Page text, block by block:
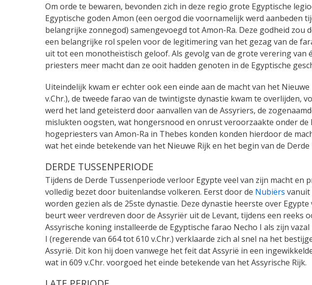
Om orde te bewaren, bevonden zich in deze regio grote Egyptische
Egyptische goden Amon (een oergod die voornamelijk werd aanbeden
belangrijke zonnegod) samengevoegd tot Amon-Ra. Deze godheid zou
een belangrijke rol spelen voor de legitimering van het gezag van de
uit tot een monotheïstisch geloof. Als gevolg van de grote verering van
priesters meer macht dan ze ooit hadden genoten in de Egyptische
Uiteindelijk kwam er echter ook een einde aan de macht van het Nieuwe
v.Chr.), de tweede farao van de twintigste dynastie kwam te overlijden,
werd het land geteisterd door aanvallen van de Assyriers, de
mislukten oogsten, wat hongersnood en onrust veroorzaakte onder de
hogepriesters van Amon-Ra in Thebes konden konden hierdoor de
wat het einde betekende van het Nieuwe Rijk en het begin van de
DERDE TUSSENPERIODE
Tijdens de Derde Tussenperiode verloor Egypte veel van zijn macht en
volledig bezet door buitenlandse volkeren. Eerst door de Nubiërs vanuit
worden gezien als de 25ste dynastie. Deze dynastie heerste over
beurt weer verdreven door de Assyriër uit de Levant, tijdens een reeks
Assyrische koning installeerde de Egyptische farao Necho I als zijn
I (regerende van 664 tot 610 v.Chr.) verklaarde zich al snel na het
Assyrië. Dit kon hij doen vanwege het feit dat Assyrië in een
wat in 609 v.Chr. voorgoed het einde betekende van het Assyrische Rijk.